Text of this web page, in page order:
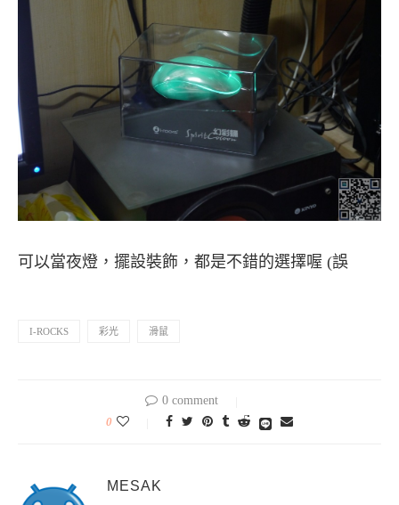
可以當夜燈，擺設裝飾，都是不錯的選擇喔 (誤
I-ROCKS 彩光 滑鼠
0 comment
0
MESAK